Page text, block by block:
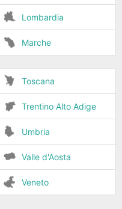
Lombardia
Marche
Toscana
Trentino Alto Adige
Umbria
Valle d'Aosta
Veneto